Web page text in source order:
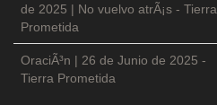
de 2025 | No vuelvo atrÃ¡s - Tierra
Prometida
OraciÃ³n | 26 de Junio de 2025 -
Tierra Prometida